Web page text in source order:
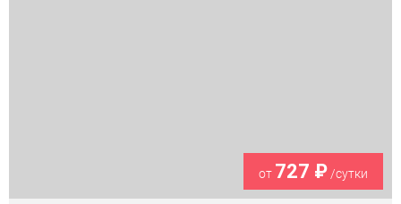
от 727 ₽/сутки